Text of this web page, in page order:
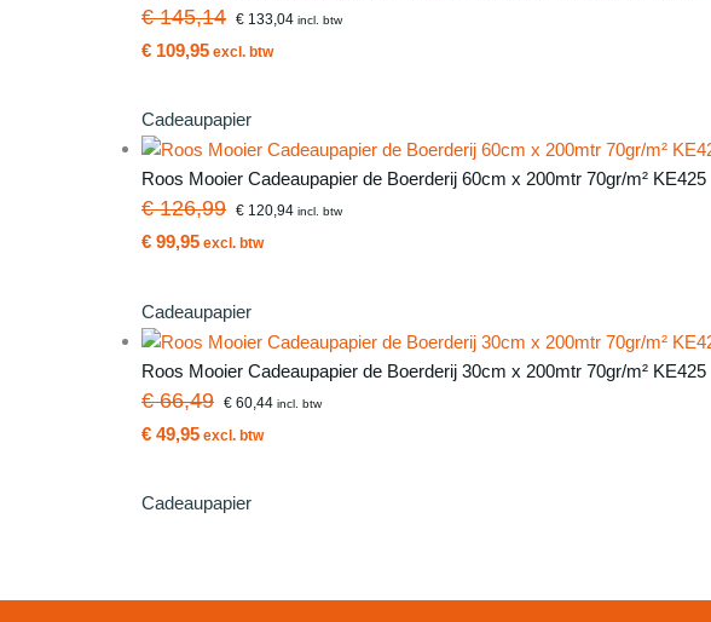
€ 145,14 € 133,04incl. btw
€ 109,95 excl. btw
Cadeaupapier
Roos Mooier Cadeaupapier de Boerderij 60cm x 200mtr 70gr/m² KE425
€ 126,99 € 120,94incl. btw
€ 99,95 excl. btw
Cadeaupapier
Roos Mooier Cadeaupapier de Boerderij 30cm x 200mtr 70gr/m² KE425
€ 66,49 € 60,44incl. btw
€ 49,95 excl. btw
Cadeaupapier